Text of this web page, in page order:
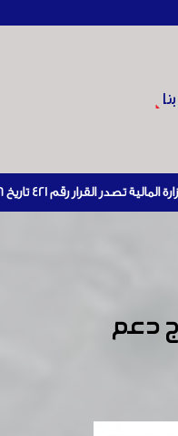
سارية صادرة عن الهيئة العامة للضرائب والرسوم أو مديرياتها عند القيام بعمليات الاستيراد
المتضمن برنامج دعم